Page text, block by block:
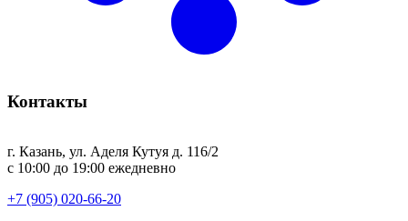
Контакты
г. Казань, ул. Аделя Кутуя д. 116/2
с 10:00 до 19:00 ежедневно
+7 (905) 020-66-20